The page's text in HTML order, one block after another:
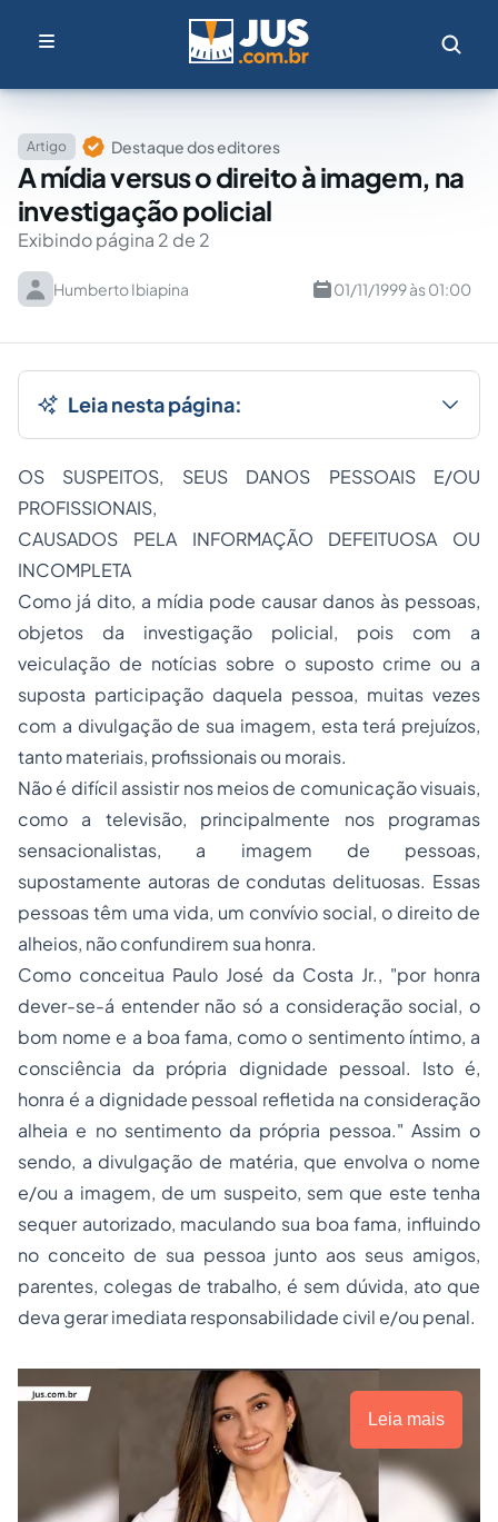
Artigo Destaque dos editores
A mídia versus o direito à imagem, na
investigação policial
Exibindo página 2 de 2
Humberto Ibiapina 01/11/1999 às 01:00
Leia nesta página:
OS SUSPEITOS, SEUS DANOS PESSOAIS E/OU
PROFISSIONAIS,
CAUSADOS PELA INFORMAÇÃO DEFEITUOSA OU
INCOMPLETA
Como já dito, a mídia pode causar danos às pessoas,
objetos da investigação policial, pois com a
veiculação de notícias sobre o suposto crime ou a
suposta participação daquela pessoa, muitas vezes
com a divulgação de sua imagem, esta terá prejuízos,
tanto materiais, profissionais ou morais.
Não é difícil assistir nos meios de comunicação visuais,
como a televisão, principalmente nos programas
sensacionalistas, a imagem de pessoas,
supostamente autoras de condutas delituosas. Essas
pessoas têm uma vida, um convívio social, o direito de
alheios, não confundirem sua honra.
Como conceitua Paulo José da Costa Jr., "por honra
dever-se-á entender não só a consideração social, o
bom nome e a boa fama, como o sentimento íntimo, a
consciência da própria dignidade pessoal. Isto é,
honra é a dignidade pessoal refletida na consideração
alheia e no sentimento da própria pessoa." Assim o
sendo, a divulgação de matéria, que envolva o nome
e/ou a imagem, de um suspeito, sem que este tenha
sequer autorizado, maculando sua boa fama, influindo
no conceito de sua pessoa junto aos seus amigos,
parentes, colegas de trabalho, é sem dúvida, ato que
deva gerar imediata responsabilidade civil e/ou penal.
Leia mais